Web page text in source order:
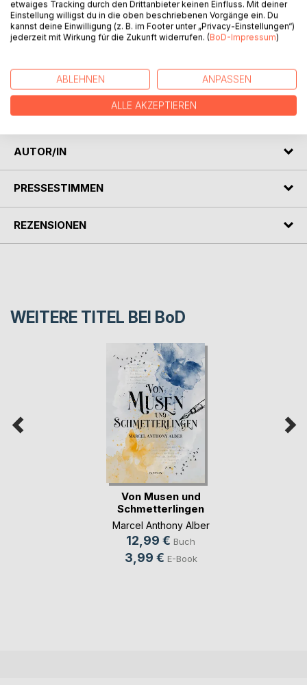
werden. Nun, da die Alpträume seiner Heimat über die
Menschheit hereinbrechen, ist er gezwungen, ihr Ende zu
vereiteln. Denn ein junges Mädchen hat die Rettung
Wird er ihretwillen das Richtige tun können? Oder wird er
die Apokalypse zulassen, die er sich sein ewiges Leben
AUTOR/IN
PRESSESTIMMEN
REZENSIONEN
WEITERE TITEL BEI BoD
Von Musen und
Schmetterlingen
Marcel Anthony Alber
12,99 € Buch
3,99 € E-Book
etwaiges Tracking durch den Drittanbieter keinen Einfluss. Mit deiner
Einstellung willigst du in die oben beschriebenen Vorgänge ein. Du
kannst deine Einwilligung (z. B. im Footer unter „Privacy-Einstellungen“)
jederzeit mit Wirkung für die Zukunft widerrufen. (BoD-Impressum)
ABLEHNEN ANPASSEN
ALLE AKZEPTIEREN